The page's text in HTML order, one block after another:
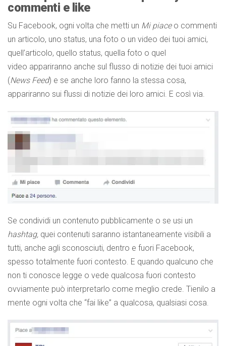
commenti e like
Su Facebook, ogni volta che metti un Mi piaceo commenti
un articolo, uno status, una foto o un video dei tuoi amici,
quell’articolo, quello status, quella foto o quel
video appariranno anche sul flusso di notizie dei tuoi amici
(News Feed) e se anche loro fanno la stessa cosa,
appariranno sui flussi di notizie dei loro amici. E così via.
Se condividi un contenuto pubblicamente o se usi un
hashtag, quei contenuti saranno istantaneamente visibili a
tutti, anche agli sconosciuti, dentro e fuori Facebook,
spesso totalmente fuori contesto. E quando qualcuno che
non ti conosce legge o vede qualcosa fuori contesto
ovviamente può interpretarlo come meglio crede. Tienilo a
mente ogni volta che “fai like” a qualcosa, qualsiasi cosa.